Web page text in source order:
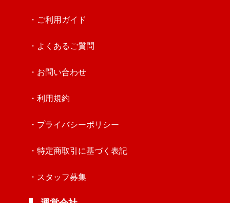
・ご利用ガイド
・よくあるご質問
・お問い合わせ
・利用規約
・プライバシーポリシー
・特定商取引に基づく表記
・スタッフ募集